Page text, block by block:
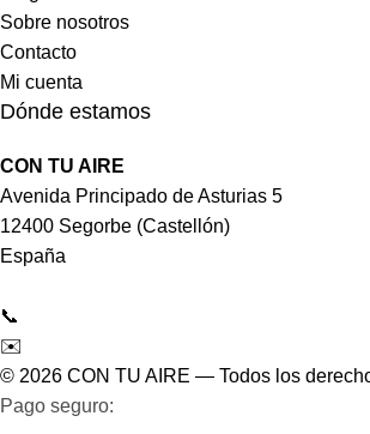
Sobre nosotros
Contacto
Mi cuenta
Dónde estamos
CON TU AIRE
Avenida Principado de Asturias 5
12400 Segorbe (Castellón)
España
📞
✉️
© 2026 CON TU AIRE — Todos los
Pago seguro: